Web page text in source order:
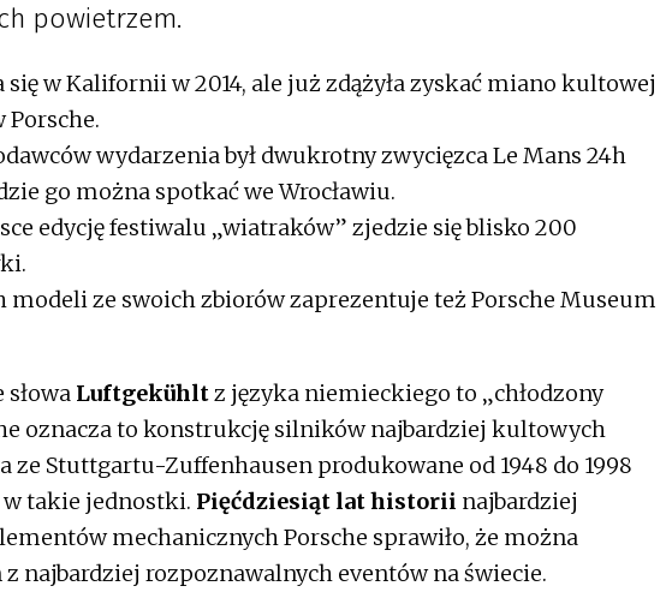
powietrzem.
się w Kalifornii w 2014, ale już zdążyła zyskać miano kultowej
Porsche.
wydarzenia był dwukrotny zwycięzca Le Mans 24h
go można spotkać we Wrocławiu.
edycję festiwalu „wiatraków” zjedzie się blisko 200
modeli ze swoich zbiorów zaprezentuje też Porsche Museum
słowa Luftgekühltz języka niemieckiego to „chłodzony
oznacza to konstrukcję silników najbardziej kultowych
ze Stuttgartu-Zuffenhausen produkowane od 1948 do 1998
w takie jednostki. Pięćdziesiąt lat historii najbardziej
mechanicznych Porsche sprawiło, że można
najbardziej rozpoznawalnych eventów na świecie.